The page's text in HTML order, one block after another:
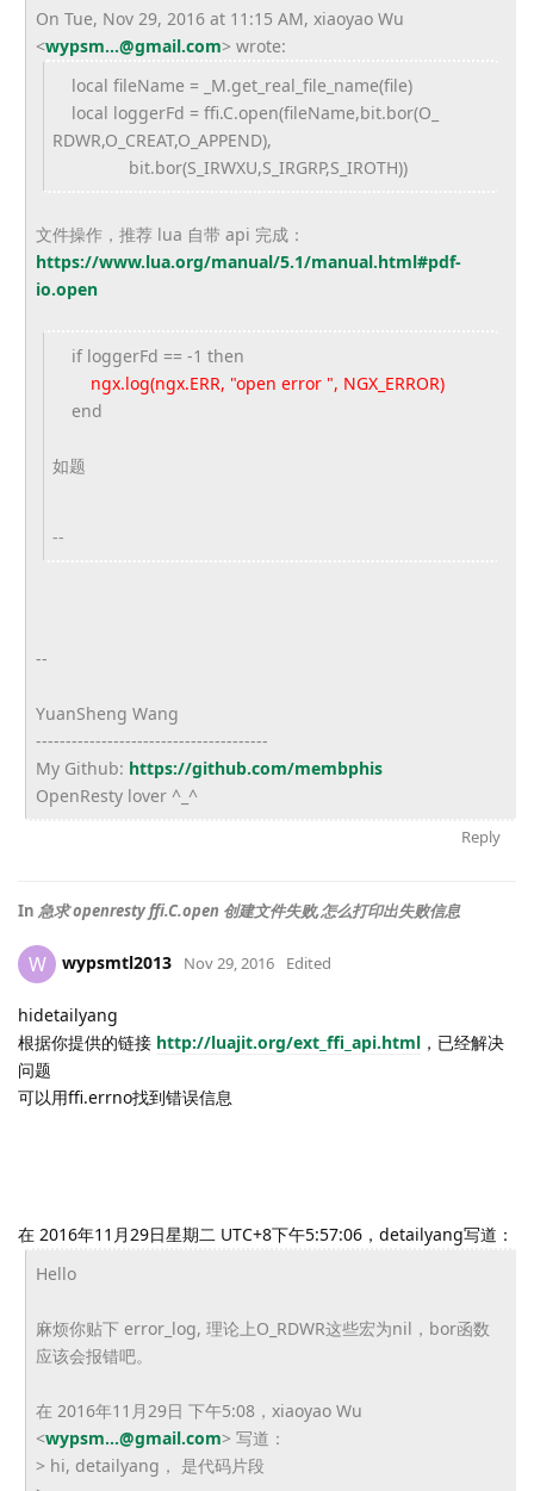
On Tue, Nov 29, 2016 at 11:15 AM, xiaoyao Wu
<wypsm...@gmail.com> wrote:
local fileName = _M.get_real_file_name(file)
local loggerFd = ffi.C.open(fileName,bit.bor(O_
RDWR,O_CREAT,O_APPEND),
bit.bor(S_IRWXU,S_IRGRP,S_ IROTH))
文件操作，推荐 lua 自带 api 完成：
https://www.lua.org/manual/5.1/manual.html#pdf-
io.open
if loggerFd == -1 then
ngx.log(ngx.ERR, "open error ", NGX_ERROR)
end
如题
--
--
YuanSheng Wang
---------------------------------------
My Github: https://github.com/membphis
OpenResty lover ^_^
Reply
In 急求 openresty ffi.C.open 创建文件失败,怎么打印出失败信息
W wypsmtl2013 Nov 29, 2016 Edited
hidetailyang
根据你提供的链接 http://luajit.org/ext_ ffi_api.html ，已经解决
问题
可以用ffi.errno找到错误信息
在 2016年11月29日星期二 UTC+8下午5:57:06，detailyang写道：
Hello
麻烦你贴下 error_log, 理论上O_RDWR这些宏为nil，bor函数
应该会报错吧。
在 2016年11月29日 下午5:08，xiaoyao Wu
<wypsm...@gmail.com> 写道：
> hi, detailyang， 是代码片段